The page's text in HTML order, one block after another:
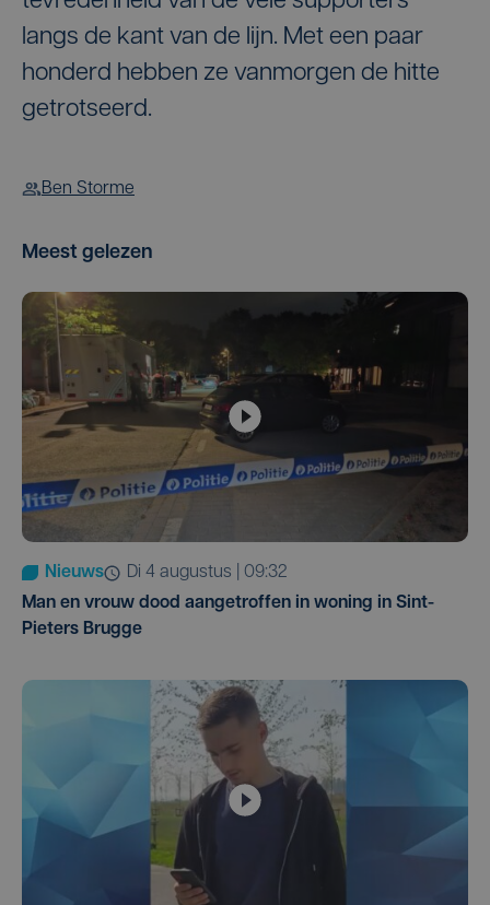
langs de kant van de lijn. Met een paar
honderd hebben ze vanmorgen de hitte
getrotseerd.
Ben Storme
Meest gelezen
Nieuws
di 4 augustus | 09:32
Man en vrouw dood aangetroffen in woning in Sint-
Pieters Brugge